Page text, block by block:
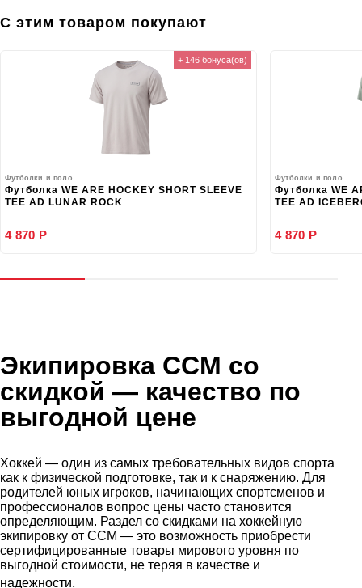
С этим товаром покупают
+ 146 бонуса(ов)
Футболки и поло
Футболка WE ARE HOCKEY SHORT SLEEVE
TEE AD LUNAR ROCK
4 870 Р
Футболки и поло
Футболка WE
TEE AD
4 870 Р
Экипировка CCM со
скидкой — качество по
выгодной цене
Хоккей — один из самых требовательных видов спорта
как к физической подготовке, так и к снаряжению. Для
родителей юных игроков, начинающих спортсменов и
профессионалов вопрос цены часто становится
определяющим. Раздел со скидками на хоккейную
экипировку от CCM — это возможность приобрести
сертифицированные товары мирового уровня по
выгодной стоимости, не теряя в качестве и
надежности.